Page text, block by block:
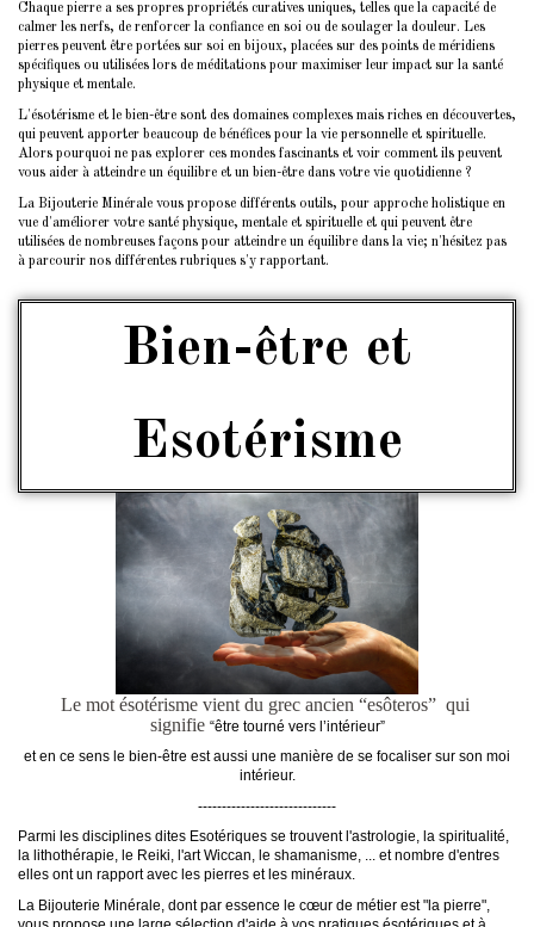
Chaque pierre a ses propres propriétés curatives uniques, telles que la capacité de
calmer les nerfs, de renforcer la confiance en soi ou de soulager la douleur. Les
pierres peuvent être portées sur soi en bijoux, placées sur des points de méridiens
spécifiques ou utilisées lors de méditations pour maximiser leur impact sur la santé
physique et mentale.
L'ésotérisme et le bien-être sont des domaines complexes mais riches en découvertes,
qui peuvent apporter beaucoup de bénéfices pour la vie personnelle et spirituelle.
Alors pourquoi ne pas explorer ces mondes fascinants et voir comment ils peuvent
vous aider à atteindre un équilibre et un bien-être dans votre vie quotidienne ?
La Bijouterie Minérale vous propose différents outils, pour approche holistique en
vue d'améliorer votre santé physique, mentale et spirituelle et qui peuvent être
utilisées de nombreuses façons pour atteindre un équilibre dans la vie; n'hésitez pas
à parcourir nos différentes rubriques s'y rapportant.
Bien-être et
Esotérisme
Le mot ésotérisme vient du grec ancien “esôteros” qui
signifie “être tourné vers l’intérieur”
et en ce sens le bien-être est aussi une manière de se focaliser sur son moi
intérieur.
-----------------------------
Parmi les disciplines dites Esotériques se trouvent l'astrologie, la spiritualité,
la lithothérapie, le Reiki, l'art Wiccan, le shamanisme, ... et nombre d'entres
elles ont un rapport avec les pierres et les minéraux.
La Bijouterie Minérale, dont par essence le cœur de métier est "la pierre",